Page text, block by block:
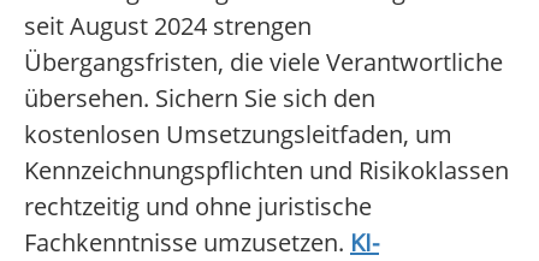
seit August 2024 strengen
Übergangsfristen, die viele Verantwortliche
übersehen. Sichern Sie sich den
kostenlosen Umsetzungsleitfaden, um
Kennzeichnungspflichten und Risikoklassen
rechtzeitig und ohne juristische
Fachkenntnisse umzusetzen. KI-